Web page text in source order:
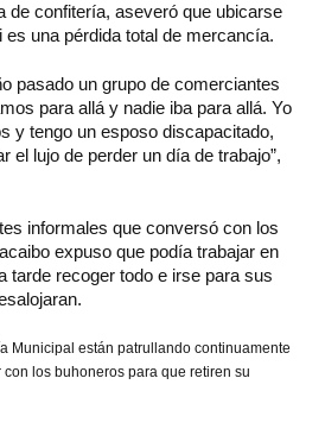
de confitería, aseveró que ubicarse
una pérdida total de mercancía.
pasado un grupo de comerciantes
para allá y nadie iba para allá. Yo
y tengo un esposo discapacitado,
el lujo de perder un día de trabajo”,
informales que conversó con los
expuso que podía trabajar en
tarde recoger todo e irse para sus
Municipal están patrullando continuamente
los buhoneros para que retiren su